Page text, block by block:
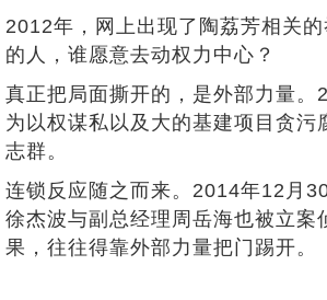
2012年，网上出现了陶荔芳相关
的人，谁愿意去动权力中心？
真正把局面撕开的，是外部力量
为以权谋私以及大的基建项目贪
志群。
连锁反应随之而来。2014年12月
徐杰波与副总经理周岳海也被立
果，往往得靠外部力量把门踢开。